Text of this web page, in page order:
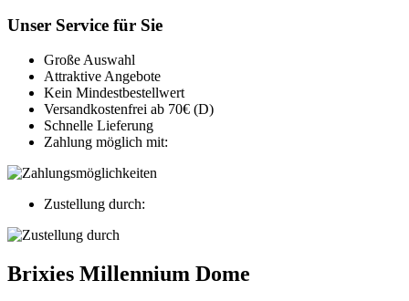
Unser Service für Sie
Große Auswahl
Attraktive Angebote
Kein Mindestbestellwert
Versandkostenfrei ab 70€ (D)
Schnelle Lieferung
Zahlung möglich mit:
Zustellung durch:
Brixies Millennium Dome